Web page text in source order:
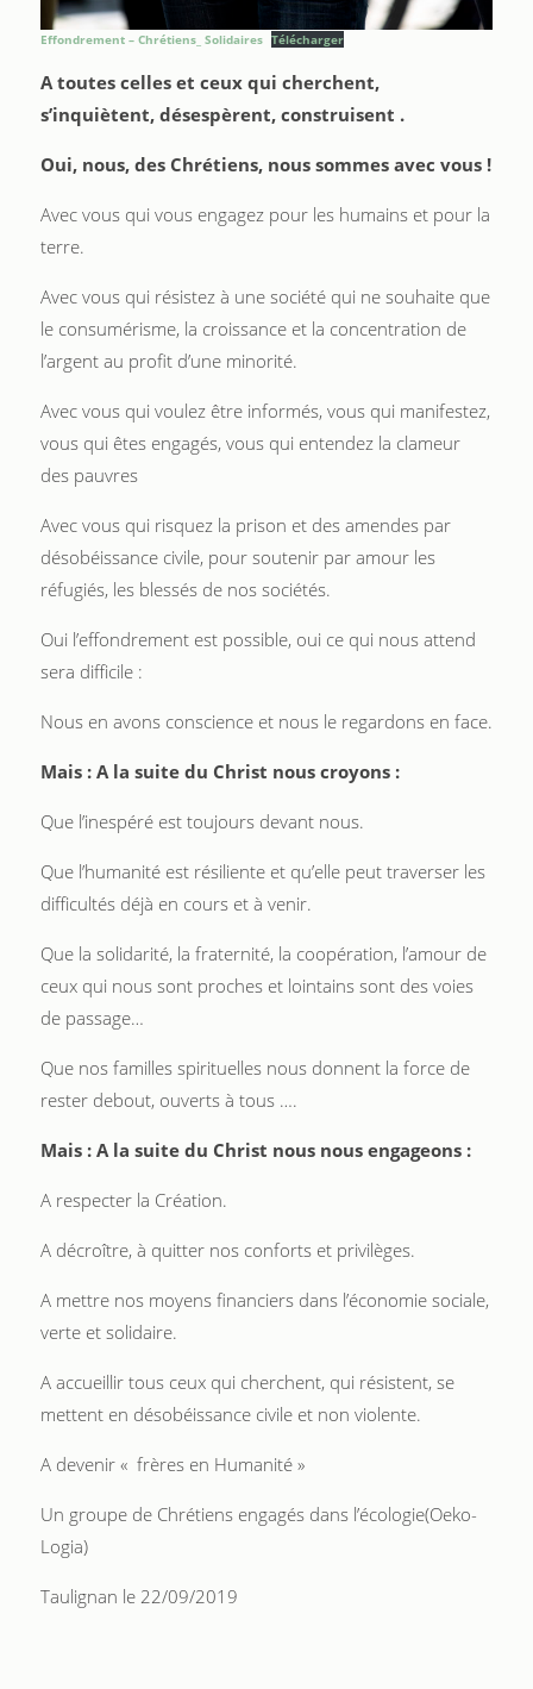
Effondrement – Chrétiens_ Solidaires Télécharger
A toutes celles et ceux qui cherchent,
s’inquiètent, désespèrent, construisent .
Oui, nous, des Chrétiens, nous sommes avec vous !
Avec vous qui vous engagez pour les humains et pour la
terre.
Avec vous qui résistez à une société qui ne souhaite que
le consumérisme, la croissance et la concentration de
l’argent au profit d’une minorité.
Avec vous qui voulez être informés, vous qui manifestez,
vous qui êtes engagés, vous qui entendez la clameur
des pauvres
Avec vous qui risquez la prison et des amendes par
désobéissance civile, pour soutenir par amour les
réfugiés, les blessés de nos sociétés.
Oui l’effondrement est possible, oui ce qui nous attend
sera difficile :
Nous en avons conscience et nous le regardons en face.
Mais : A la suite du Christ nous croyons :
Que l’inespéré est toujours devant nous.
Que l’humanité est résiliente et qu’elle peut traverser les
difficultés déjà en cours et à venir.
Que la solidarité, la fraternité, la coopération, l’amour de
ceux qui nous sont proches et lointains sont des voies
de passage…
Que nos familles spirituelles nous donnent la force de
rester debout, ouverts à tous ….
Mais : A la suite du Christ nous nous engageons :
A respecter la Création.
A décroître, à quitter nos conforts et privilèges.
A mettre nos moyens financiers dans l’économie sociale,
verte et solidaire.
A accueillir tous ceux qui cherchent, qui résistent, se
mettent en désobéissance civile et non violente.
A devenir « frères en Humanité »
Un groupe de Chrétiens engagés dans l’écologie(Oeko-
Logia)
Taulignan le 22/09/2019